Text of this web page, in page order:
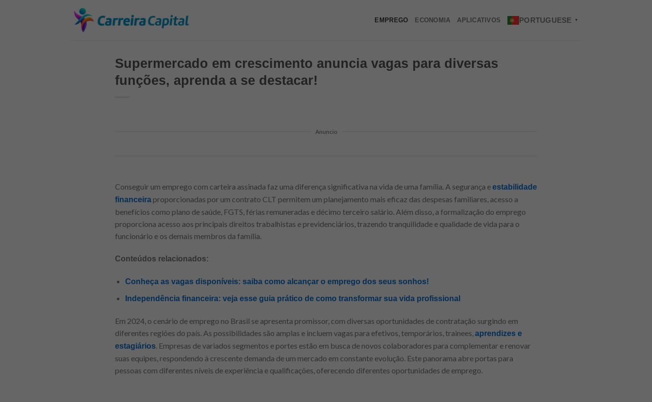
EMPREGO ECONOMIA APLICATIVOS PORTUGUESE ▼
Supermercado em crescimento anuncia vagas para diversas
funções, aprenda a se destacar!
Anuncio
Conseguir um emprego com carteira assinada faz uma diferença significativa na vida de uma família. A segurança eestabilidade
financeira proporcionadas por um contrato CLT permitem um planejamento mais eficaz das despesas familiares, acesso a
benefícios como plano de saúde, FGTS, férias remuneradas e décimo terceiro salário. Além disso, a formalização do emprego
proporciona acesso aos principais direitos trabalhistas e previdenciários, trazendo tranquilidade e qualidade de vida para o
funcionário e os demais membros da família.
Conteúdos relacionados:
Conheça as vagas disponíveis: saiba como alcançar o emprego dos seus sonhos!
Independência financeira: veja esse guia prático de como transformar sua vida profissional
Em 2024, o cenário de emprego no Brasil se apresenta promissor, com diversas oportunidades de contratação surgindo em
diferentes regiões do país. As possibilidades são amplas e incluem vagas para efetivos, temporários, trainees,aprendizes e
estagiários. Empresas de variados segmentos e portes estão em busca de novos colaboradores para complementar e renovar
suas equipes, respondendo à crescente demanda de um mercado em constante evolução. Este panorama abre portas para
pessoas com diferentes níveis de experiência e qualificações, oferecendo diferentes oportunidades de emprego.